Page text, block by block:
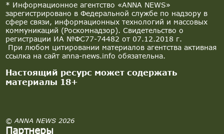
* Информационное агентство «ANNA NEWS»
зарегистрировано в Федеральной службе по надзору в
сфере связи, информационных технологий и массовых
коммуникаций (Роскомнадзор). Свидетельство о
регистрации ИА №ФС77-74482 от 07.12.2018 г.
При любом цитировании материалов агентства активная
ссылка на сайт anna-news.info обязательна.
Настоящий ресурс может содержать
материалы 18+
© ANNA NEWS 2026
Партнеры